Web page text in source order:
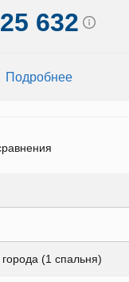
25 632
Подробнее
(1 спальня)